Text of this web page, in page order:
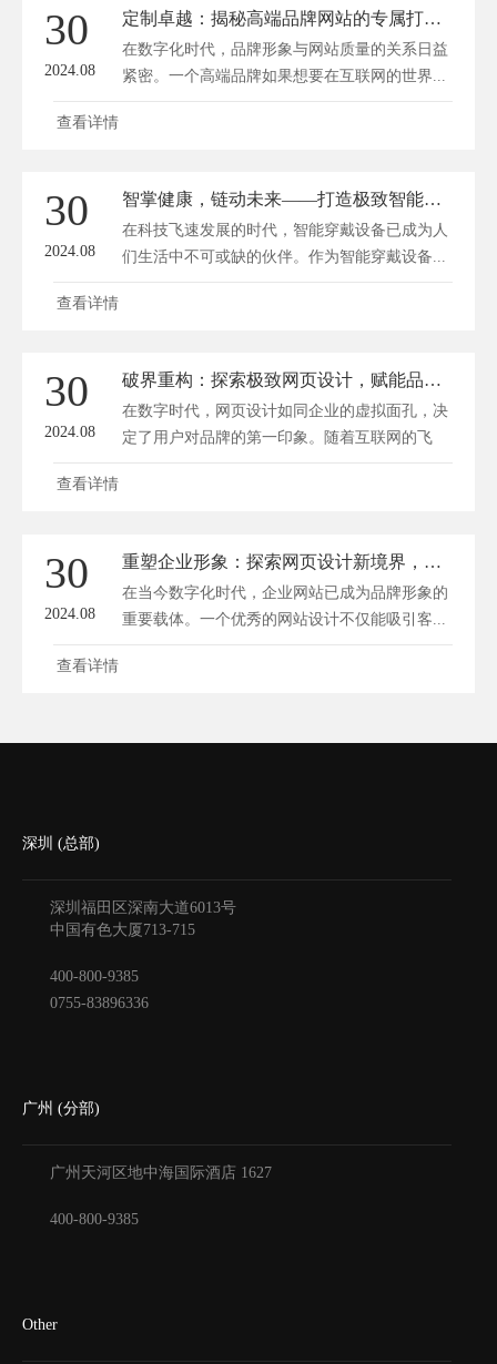
30
2024.08
定制卓越：揭秘高端品牌网站的专属打造之路
在数字化时代，品牌形象与网站质量的关系日益
紧密。一个高端品牌如果想要在互联网的世界...
查看详情
30
2024.08
智掌健康，链动未来——打造极致智能手环网站体验
在科技飞速发展的时代，智能穿戴设备已成为人
们生活中不可或缺的伙伴。作为智能穿戴设备...
查看详情
30
2024.08
破界重构：探索极致网页设计，赋能品牌高端视界
在数字时代，网页设计如同企业的虚拟面孔，决
定了用户对品牌的第一印象。随着互联网的飞
速...
查看详情
30
2024.08
重塑企业形象：探索网页设计新境界，助力品牌脱颖而出
在当今数字化时代，企业网站已成为品牌形象的
重要载体。一个优秀的网站设计不仅能吸引客...
查看详情
深圳 (总部)
深圳福田区深南大道6013号
中国有色大厦 713-715
400-800-9385
0755-83896336
广州 (分部)
广州天河区地中海国际酒店 1627
400-800-9385
Other